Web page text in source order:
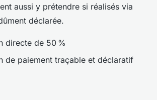
aussi y prétendre si réalisés via
déclarée.
directe de 50 %
de paiement traçable et déclaratif